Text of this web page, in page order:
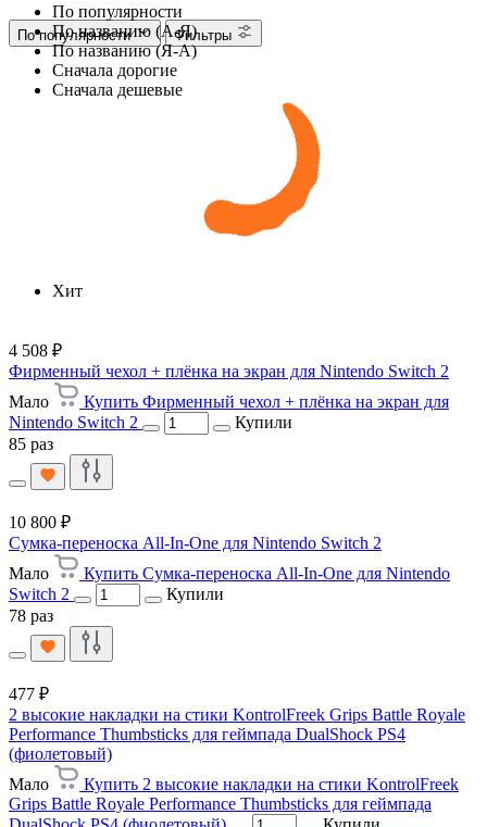
По популярности
По названию (А-Я)
По названию (Я-А)
Сначала дорогие
Сначала дешевые
По популярности Фильтры
Хит
4 508 ₽
Фирменный чехол + плёнка на экран для Nintendo Switch 2
Мало
Купить Фирменный чехол + плёнка на экран для
Nintendo Switch 2
Купили
85 раз
10 800 ₽
Сумка-переноска All-In-One для Nintendo Switch 2
Мало
Купить Сумка-переноска All-In-One для Nintendo
Switch 2
Купили
78 раз
477 ₽
2 высокие накладки на стики KontrolFreek Grips Battle Royale
Performance Thumbsticks для геймпада DualShock PS4
(фиолетовый)
Мало
Купить 2 высокие накладки на стики KontrolFreek
Grips Battle Royale Performance Thumbsticks для геймпада